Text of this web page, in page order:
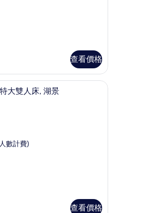
查看價格
Westin, 俱樂部套房, 1 張特大雙人床, 湖景 |
大雙人床, 湖景
數計費)
查看價格